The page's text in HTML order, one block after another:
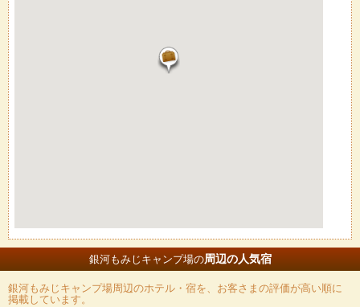
銀河もみじキャンプ場の周辺の人気宿
銀河もみじキャンプ場周辺のホテル・宿を、お客さまの評価が高い順に
掲載しています。